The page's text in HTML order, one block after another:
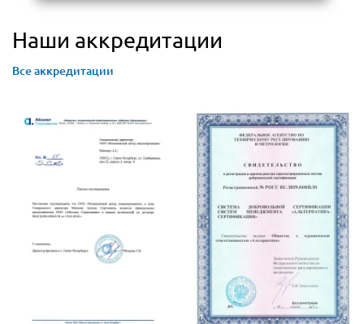
Наши аккредитации
Все аккредитации